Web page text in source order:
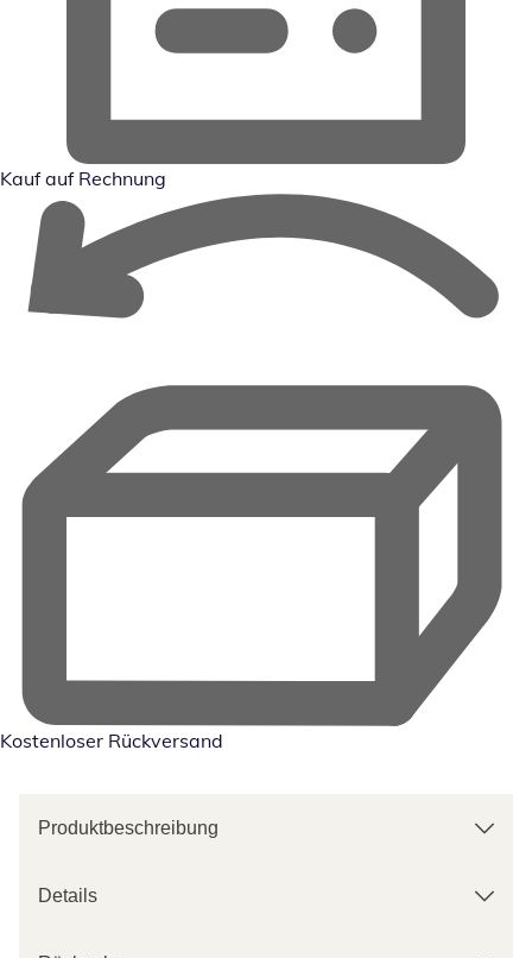
Kauf auf Rechnung
Kostenloser Rückversand
Produktbeschreibung
Details